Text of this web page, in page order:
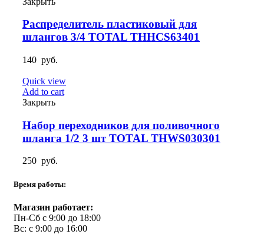
Распределитель пластиковый для
шлангов 3/4 TOTAL THHCS63401
140 руб.
Quick view
Add to cart
Закрыть
Набор переходников для поливочного
шланга 1/2 3 шт TOTAL THWS030301
250 руб.
Время работы:
Магазин работает:
Пн-Сб с 9:00 до 18:00
Вс: с 9:00 до 16:00